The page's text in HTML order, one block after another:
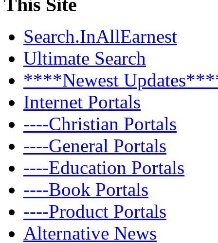
This Site
Search.InAllEarnest
Ultimate Search
****Newest
Internet Portals
----Christian Portals
----General Portals
----Education Portals
----Book Portals
----Product Portals
Alternative News